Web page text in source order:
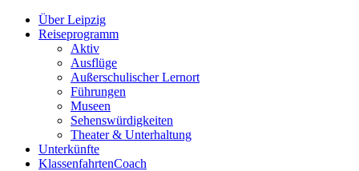
Über Leipzig
Reiseprogramm
Aktiv
Ausflüge
Außerschulischer Lernort
Führungen
Museen
Sehenswürdigkeiten
Theater & Unterhaltung
Unterkünfte
KlassenfahrtenCoach